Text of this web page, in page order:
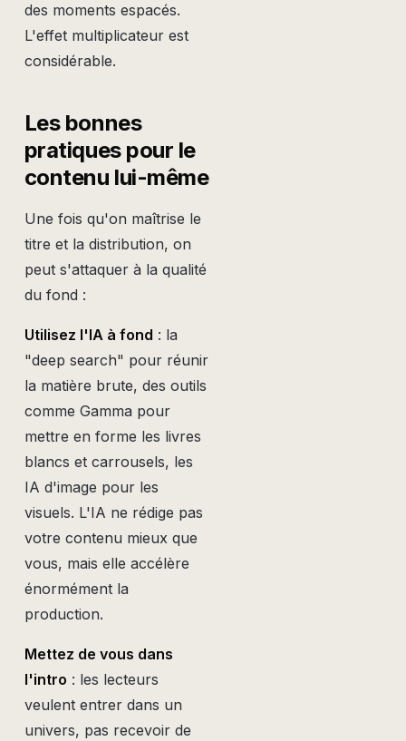
des moments espacés.
L'effet multiplicateur est
considérable.
Les bonnes
pratiques pour le
contenu lui-même
Une fois qu'on maîtrise le
titre et la distribution, on
peut s'attaquer à la qualité
du fond :
Utilisez l'IA à fond : la
"deep search" pour réunir
la matière brute, des outils
comme Gamma pour
mettre en forme les livres
blancs et carrousels, les
IA d'image pour les
visuels. L'IA ne rédige pas
votre contenu mieux que
vous, mais elle accélère
énormément la
production.
Mettez de vous dans
l'intro : les lecteurs
veulent entrer dans un
univers, pas recevoir de